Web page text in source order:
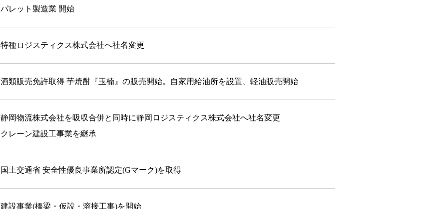
パレット製造業 開始
特種ロジスティクス株式会社へ社名変更
酒類販売免許取得 芋焼酎『玉楠』の販売開始。自家用給油所を設置、軽油販売開始
静岡物流株式会社を吸収合併と同時に静岡ロジスティクス株式会社へ社名変更
クレーン建設工事業を継承
国土交通省 安全性優良事業所認定(Gマーク)を取得
建設事業(橋梁・仮設・溶接工事)を開始